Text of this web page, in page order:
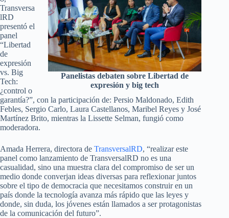
Panelistas debaten sobre Libertad de
expresión y big tech
Transversa
lRD
presentó el
panel
“Libertad
de
expresión
vs. Big
Tech:
¿control o
garantía?”, con la participación de: Persio Maldonado, Edith
Febles, Sergio Carlo, Laura Castellanos, Maribel Reyes y José
Martínez Brito, mientras la Lissette Selman, fungió como
moderadora.
Amada Herrera, directora de TransversalRD, “realizar este
panel como lanzamiento de TransversalRD no es una
casualidad, sino una muestra clara del compromiso de ser un
medio donde converjan ideas diversas para reflexionar juntos
sobre el tipo de democracia que necesitamos construir en un
país donde la tecnología avanza más rápido que las leyes y
donde, sin duda, los jóvenes están llamados a ser protagonistas
de la comunicación del futuro”.